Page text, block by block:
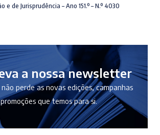
€.
e de Jurisprudência – Ano 151.º – N.º 4030
a nossa newsletter
perde as novas edições, campanhas
que temos para si.